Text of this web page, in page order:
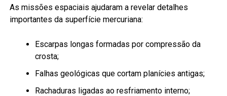
As missões espaciais ajudaram a revelar detalhes
importantes da superfície mercuriana:
Escarpas longas formadas por compressão da
crosta;
Falhas geológicas que cortam planícies antigas;
Rachaduras ligadas ao resfriamento interno;